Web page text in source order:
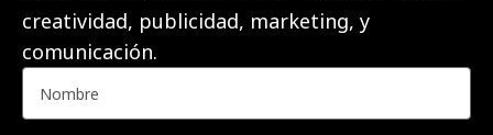
creatividad, publicidad, marketing, y
comunicación.